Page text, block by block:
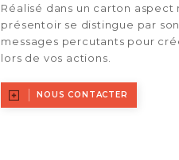
Réalisé dans un carton aspect
présentoir se distingue par
messages percutants pour
lors de vos actions.
NOUS CONTACTER